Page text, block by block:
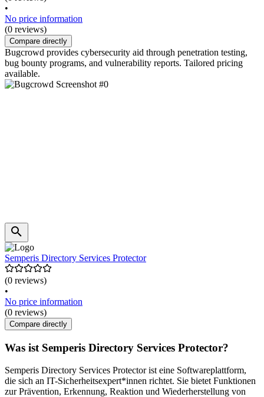
•
No price information
(0 reviews)
Compare directly
Bugcrowd provides cybersecurity aid through penetration testing,
bug bounty programs, and vulnerability reports. Tailored pricing
available.
Semperis Directory Services Protector
(0 reviews)
•
No price information
(0 reviews)
Compare directly
Was ist Semperis Directory Services Protector?
Semperis Directory Services Protector ist eine Softwareplattform,
die sich an IT-Sicherheitsexpert*innen richtet. Sie bietet Funktionen
zur Prävention, Erkennung, Reaktion und Wiederherstellung von